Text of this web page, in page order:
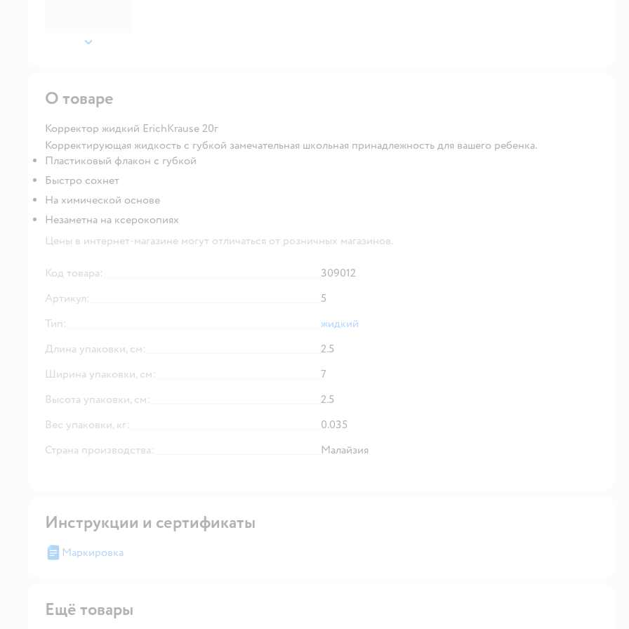
далее
О товаре
Корректор жидкий ErichKrause 20г
Корректирующая жидкость с губкой замечательная школьная принадлежность для вашего ребенка.
Пластиковый флакон с губкой
Быстро сохнет
На химической основе
Незаметна на ксерокопиях
Цены в интернет-магазине могут отличаться от розничных магазинов.
Код товара:
309012
Артикул:
5
Тип:
жидкий
Длина упаковки, см:
2.5
Ширина упаковки, см:
7
Высота упаковки, см:
2.5
Вес упаковки, кг:
0.035
Страна производства:
Малайзия
Инструкции и сертификаты
Маркировка
Ещё товары